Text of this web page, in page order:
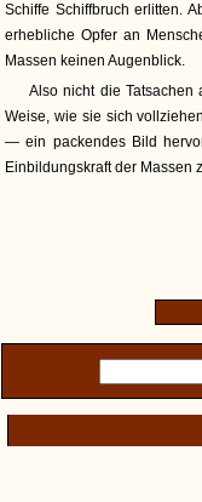
Schiffe Schiffbruch erlitten.
erhebliche Opfer an
Massen keinen Augenblick.
Also nicht die Tatsachen
Weise, wie sie sich
— ein packendes Bild
Einbildungskraft der Massen